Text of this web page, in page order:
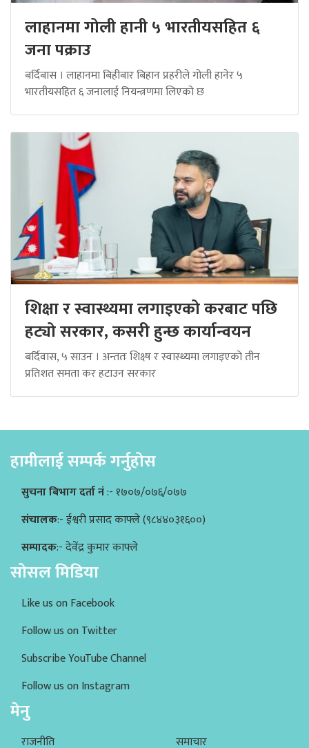
लाहानमा गोली हानी ५ भारतीयसहित ६
जना पक्राउ
बर्दिबास । लाहानमा बिहीबार बिहान प्रहरीले गोली हानेर ५
भारतीयसहित ६ जनालाई नियन्त्रणमा लिएको छ
शिक्षा र स्वास्थ्यमा लगाइएको करबाट पछि
हट्यो सरकार, कसरी हुन्छ कार्यान्वयन
बर्दिवास, ५ साउन । अन्ततः शिक्ष्ष र स्वास्थ्यमा लगाइएको तीन
प्रतिशत समता कर हटाउन सरकार
हामीलाई सम्पर्क गर्नुहोस
सुचना बिभाग दर्ता नं:- १७०७/०७६/०७७
संचालक:- ईश्वरी प्रसाद काफ्ले (९८४४०३१६००)
सम्पादक:- देवेंद्र कुमार काफ्ले
सोसल मिडिया
Like us on Facebook
Follow us on Twitter
Subscribe YouTube Channel
Follow us on Instagram
मेनु
राजनीति समाचार